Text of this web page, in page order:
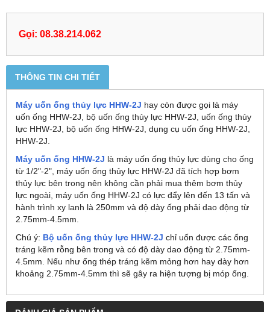
Gọi: 08.38.214.062
THÔNG TIN CHI TIẾT
Máy uốn ống thủy lực HHW-2J hay còn được gọi là máy
uốn ống HHW-2J, bộ uốn ống thủy lực HHW-2J, uốn ống thủy
lực HHW-2J, bộ uốn ống HHW-2J, dụng cụ uốn ống HHW-2J,
HHW-2J.
Máy uốn ống HHW-2J là máy uốn ống thủy lực dùng cho ống
từ 1/2"-2", máy uốn ống thủy lực HHW-2J đã tích hợp bơm
thủy lực bên trong nên không cần phải mua thêm bơm thủy
lực ngoài, máy uốn ống HHW-2J có lực đẩy lên đến 13 tấn và
hành trình xy lanh là 250mm và độ dày ống phải dao động từ
2.75mm-4.5mm.
Chú ý: Bộ uốn ống thủy lực HHW-2J chỉ uốn được các ống
tráng kẽm rỗng bên trong và có độ dày dao động từ 2.75mm-
4.5mm. Nếu như ống thép tráng kẽm mỏng hơn hay dày hơn
khoảng 2.75mm-4.5mm thì sẽ gây ra hiện tượng bị móp ống.